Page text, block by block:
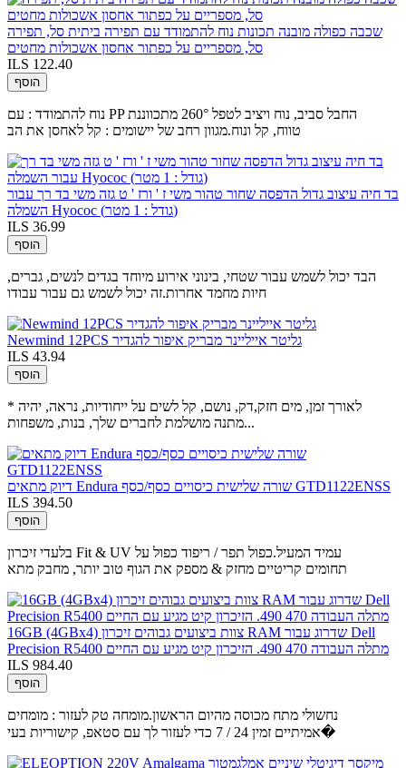
שכבה כפולה מובנה תכונות נוח להתמודד עם תפירה ביתית סל, תפירה
סל, מספריים על כפתור אחסון אשכולות מחטים
ILS 122.40
הוסף
נוח להתמודד : עם PP החבל סביב, נוח ויציב לטפל 260° מתכווננת
טווח, קל ונוח.מגוון רחב של יישומים : קל לאחסן את הב
בד חיה עיצוב גדול הדפסה שחור טהור משי ז ' ורז ' ט גזה משי בד רך עבור
השמלה Hyococ (גודל : 1 מטר)
ILS 36.99
הוסף
הבד יכול לשמש עבור שטחי, בינוני אירוע מיוחד בגדים לנשים, גברים,
חיות מחמד אחרות.זה יכול לשמש גם עבור עבודו
Newmind 12PCS גליטר אייליינר מבריק איפור להגדיר
ILS 43.94
הוסף
* לאורך זמן, מים חזק,דק, נושם, קל לשים על ייחודיות, נראה, יהיה
מתנה מושלמת לחברים שלך, בנות, משפחות...
דיוק מתאים Endura שורה שלישית כיסויים כסף/כסף GTD1122ENSS
ILS 394.50
הוסף
בלעדי זיכרון Fit & UV עמיד המעיל.כפול תפר / ריפוד כפול על
תחומים קריטיים מחזק & מספק את הגוף טוב יותר, מחבק מתא
16GB (4GBx4) צוות ביצועים גבוהים זיכרון RAM שדרוג עבור Dell
Precision R5400 מתלה העבודה 470 490. הזיכרון קיט מגיע עם החיים
ILS 984.40
הוסף
נחשולי מתח מכוסה מהיום הראשון.מומחה טק לעזור : מומחים
אמיתיים זמין 24 / 7 כדי לעזור לך עם סטאפ, קישוריות בעי�